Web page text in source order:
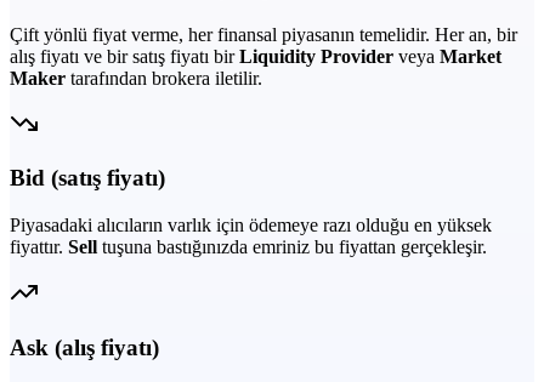
Çift yönlü fiyat verme, her finansal piyasanın temelidir. Her an, bir
alış fiyatı ve bir satış fiyatı bir Liquidity Provider veya Market
Maker tarafından brokera iletilir.
Bid (satış fiyatı)
Piyasadaki alıcıların varlık için ödemeye razı olduğu en yüksek
fiyattır. Sell tuşuna bastığınızda emriniz bu fiyattan gerçekleşir.
Ask (alış fiyatı)